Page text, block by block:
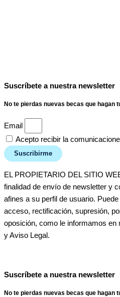
Suscríbete a nuestra newsletter
No te pierdas nuevas becas que hagan
Email
Acepto recibir la
Suscribirme
EL PROPIETARIO DEL SITIO
finalidad de envío de newsletter y
afines a su perfil de usuario.
acceso, rectificación, supresión,
oposición, como le informamos en
y Aviso Legal.
Suscríbete a nuestra newsletter
No te pierdas nuevas becas que hagan